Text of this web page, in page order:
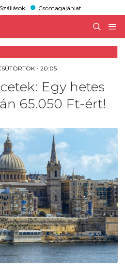
Szállások Csomagajánlat
- 20:05
Egy hetes
65.050 Ft-ért!